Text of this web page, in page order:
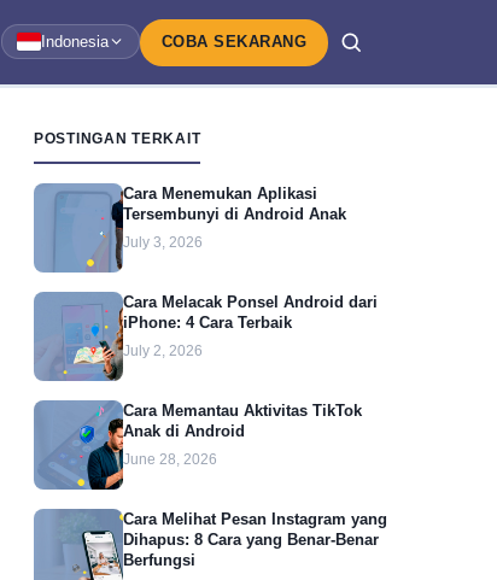
Indonesia COBA SEKARANG
POSTINGAN TERKAIT
Cara Menemukan Aplikasi
Tersembunyi di Android Anak
July 3, 2026
Cara Melacak Ponsel Android dari
iPhone: 4 Cara Terbaik
July 2, 2026
Cara Memantau Aktivitas TikTok
Anak di Android
June 28, 2026
Cara Melihat Pesan Instagram yang
Dihapus: 8 Cara yang Benar-Benar
Berfungsi